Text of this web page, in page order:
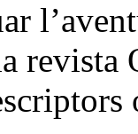
revista